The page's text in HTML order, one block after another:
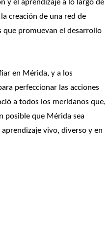
y el aprendizaje a lo largo de
creación de una red de
que promuevan el desarrollo
en Mérida, y a los
perfeccionar las acciones
a todos los meridanos que,
posible que Mérida sea
vivo, diverso y en